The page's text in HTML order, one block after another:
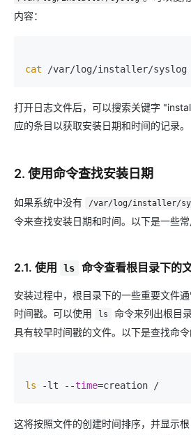
内容：
cat
打开日志文件后，可以搜索关键字
应的条目以获取安装日期和时间的记录。
2. 使用命令查找安装日期
如果系统中没有 /var/log/installer/
令来查找安装日期和时间。以下是一些常
2.1. 使用 ls 命令查看根目录下的
安装过程中，根目录下的一些重要文件
时间戳。可以使用
ls
命令来列出根目
具有较早时间戳的文件。以下是查找命令
ls -lt --time
这将按照文件的创建时间排序，并显示